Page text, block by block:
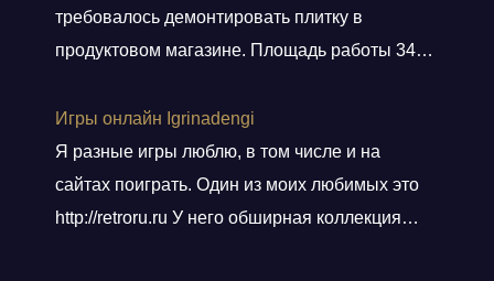
в офис, И снова классная и слаженная работа
всего персонала. Договор подсунули не
по
Показать больше
требовалось демонтировать плитку в
продуктовом магазине. Площадь работы 348
разговоров сделали свою работу, погрузили
хлам в контейнер, и сдали объект.
Ответственные! Советую!
Игры онлайн Igrinadengi
Я разные игры люблю, в том числе и на
сайтах поиграть. Один из моих любимых это
http://retroru.ru У него обширная коллекция